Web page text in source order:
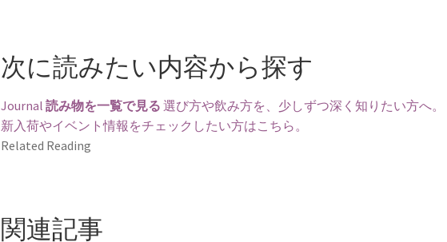
次に読みたい内容から探す
Journal 読み物を一覧で見る 選び方や飲み方を、少しずつ深く知りたい方へ。
新入荷やイベント情報をチェックしたい方はこちら。
Related Reading
関連記事